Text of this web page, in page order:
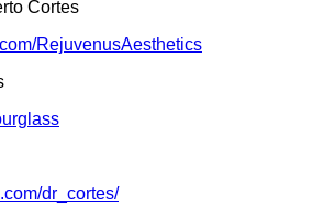
Cortes
RejuvenusAesthetics
dr_cortes/